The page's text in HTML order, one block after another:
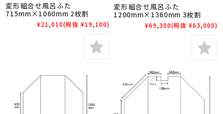
変形組合せ風呂ふた
715mm×1060mm 2枚割
¥21,010(税抜 ¥19,100)
変形組合せ風呂ふた
1200mm×1360mm 3枚割
¥69,300(税抜 ¥63,000)